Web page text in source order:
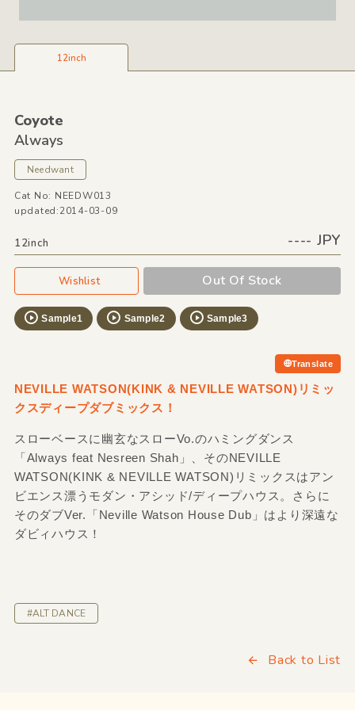
12inch
Coyote
Always
Needwant
Cat No: NEEDW013
updated:2014-03-09
12inch ---- JPY
Wishlist Out Of Stock
Sample1 Sample2 Sample3
Translate
NEVILLE WATSON(KINK & NEVILLE WATSON)リミッ
クスディープダブミックス！
スローベースに幽玄なスローVo.のハミングダンス
「Always feat Nesreen Shah」、そのNEVILLE
WATSON(KINK & NEVILLE WATSON)リミックスはアン
ビエンス漂うモダン・アシッド/ディープハウス。さらに
そのダブVer.「Neville Watson House Dub」はより深遠な
ダビィハウス！
#ALT DANCE
Back to List